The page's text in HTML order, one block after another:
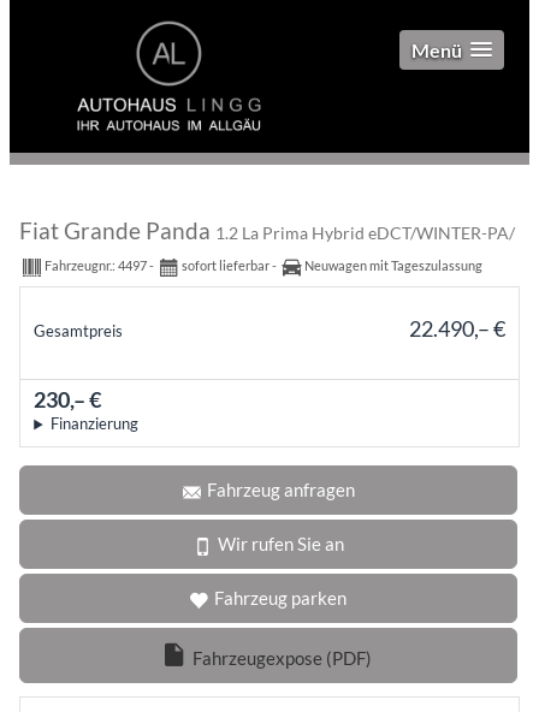
Menü
Fiat Grande Panda 1.2 La Prima Hybrid eDCT/WINTER-PA/
Fahrzeugnr.: 4497 sofort lieferbar Neuwagen mit Tageszulassung
Gesamtpreis 22.490,– €
230,– €
Finanzierung
Fahrzeug anfragen
Wir rufen Sie an
Fahrzeug parken
Fahrzeugexpose (PDF)